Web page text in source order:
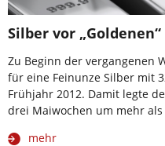
Silber vor
Zu Beginn der vergangenen
für eine Feinunze Silber mit
Frühjahr 2012. Damit legte
drei Maiwochen um mehr
mehr